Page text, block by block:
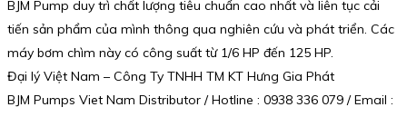
BJM Pump duy trì chất lượng tiêu chuẩn cao nhất và liên tục cải
tiến sản phẩm của mình thông qua nghiên cứu và phát triển. Các
máy bơm chìm này có công suất từ 1/6 HP đến 125 HP.
Đại lý Việt Nam – Công Ty TNHH TM KT Hưng Gia Phát
BJM Pumps Viet Nam Distributor / Hotline : 0938 336 079 / Email :